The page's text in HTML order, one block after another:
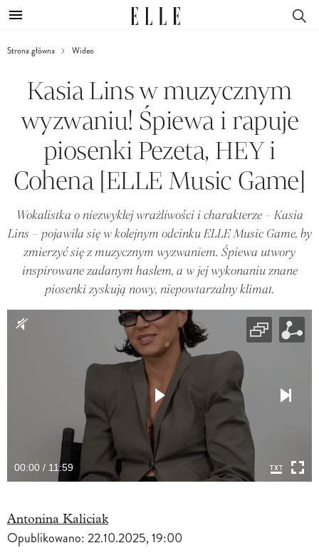
Strona główna Wideo
Kasia Lins w muzycznym
wyzwaniu! Śpiewa i rapuje
piosenki Pezeta, HEY i
Cohena [ELLE Music Game]
Wokalistka o niezwykłej wrażliwości i charakterze – Kasia
Lins – pojawiła się w kolejnym odcinku ELLE Music Game, by
zmierzyć się z muzycznym wyzwaniem. Śpiewa utwory
inspirowane zadanym hasłem, a w jej wykonaniu znane
piosenki zyskują nowy, niepowtarzalny klimat.
00:00 / 11:59
Antonina Kaliciak
Opublikowano:22.10.2025, 19:00